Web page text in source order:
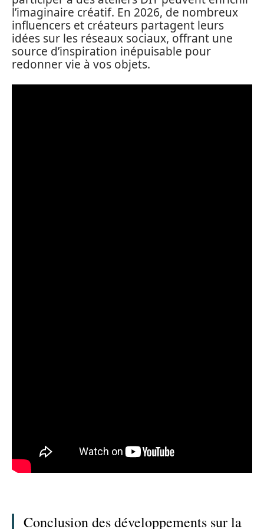
l’imaginaire créatif. En 2026, de nombreux
influencers et créateurs partagent leurs
idées sur les réseaux sociaux, offrant une
source d’inspiration inépuisable pour
redonner vie à vos objets.
Conclusion des développements sur la